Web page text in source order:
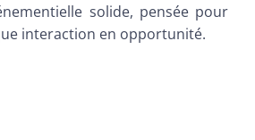
solide, pensée pour
interaction en opportunité.